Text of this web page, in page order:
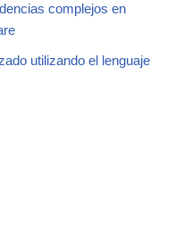
complejos en
utilizando el lenguaje